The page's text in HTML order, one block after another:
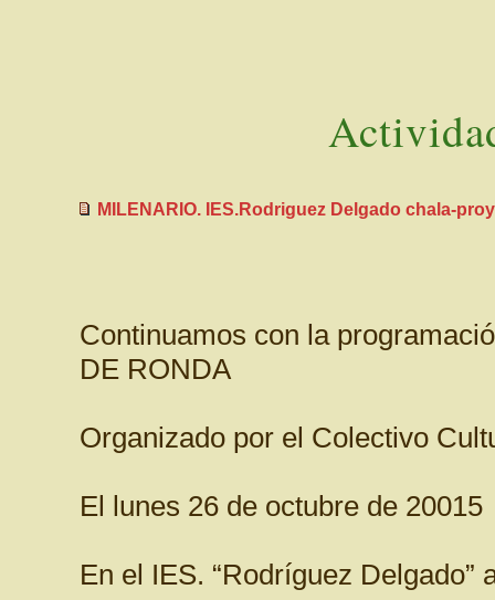
MILENARIO. IES.Rodriguez Delgado chala-
Continuamos con la
DE RONDA
Organizado por el Colectivo
El lunes 26 de octubre de 20015
En el IES. “Rodríguez Delgado”